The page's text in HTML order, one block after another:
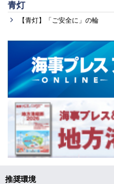
青灯
【青灯】「ご安全に」の輪
推奨環境